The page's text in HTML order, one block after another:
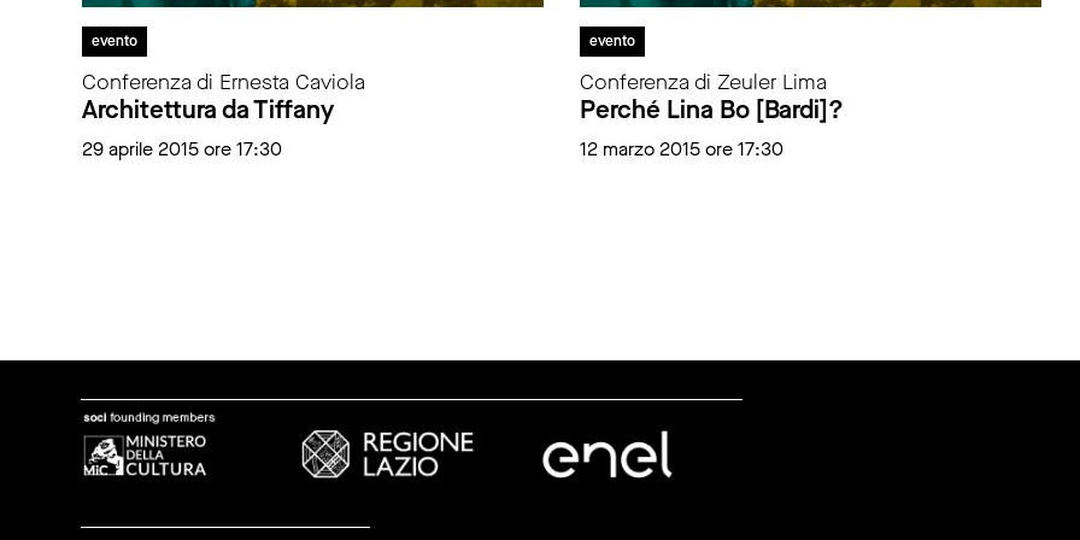
evento
Conferenza di Ernesta Caviola
Architettura da Tiffany
29 aprile 2015 ore 17:30
evento
Conferenza di Zeuler Lima
Perché Lina Bo [Bardi]?
12 marzo 2015 ore 17:30